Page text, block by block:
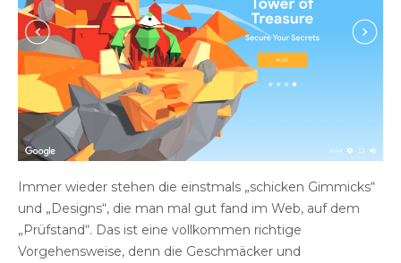
Immer wieder stehen die einstmals „schicken Gimmicks“
und „Designs“, die man mal gut fand im Web, auf dem
„Prüfstand“. Das ist eine vollkommen richtige
Vorgehensweise, denn die Geschmäcker und